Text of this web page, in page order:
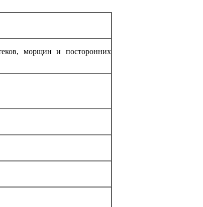
морщин и посторонних